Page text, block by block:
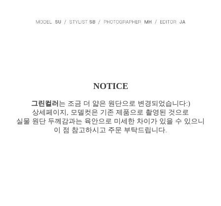
NOTICE
그린컬러 는 조금 더 얇은 원단으로 변경되었습니다:)
상세페이지, 모델컷은 기존 제품으로 촬영된 것으로
실물 원단 두께감과는 육안으로 미세한 차이가 있을 수 있으니
이 점 참고하시고 주문 부탁드립니다.